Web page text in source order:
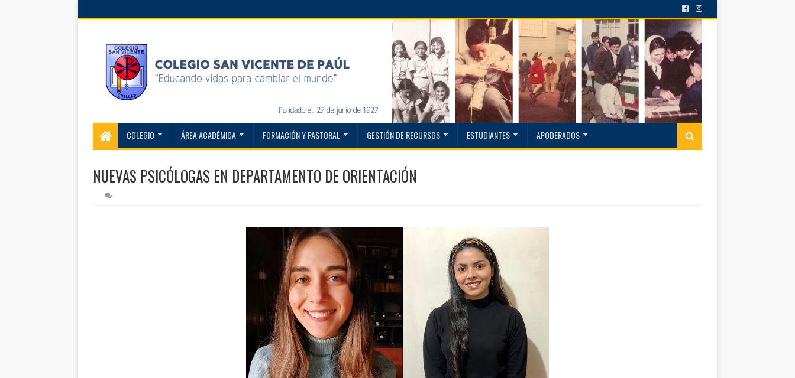
COLEGIO ÁREA ACADÉMICA FORMACIÓN Y PASTORAL GESTIÓN DE RECURSOS ESTUDIANTES APODERADOS
NUEVAS PSICÓLOGAS EN DEPARTAMENTO DE ORIENTACIÓN